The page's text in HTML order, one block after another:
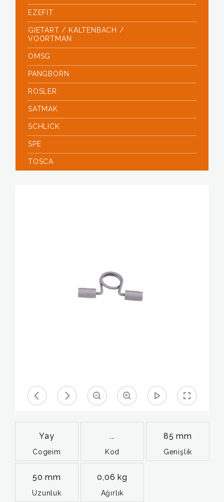
EZEFIT
GIETART / KALTENBACH /
VOORTMAN
OMSG
PANGBORN
ROSLER
SATMAK
SCHLICK
SPE
TOSCA
Yay
Cogeim
...
Kod
85 mm
Genişlik
50 mm
Uzunluk
0,06 kg
Ağırlık